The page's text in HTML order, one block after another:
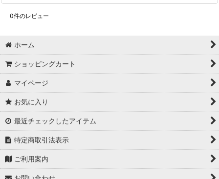
0件のレビュー
ホーム
ショッピングカート
マイページ
お気に入り
最近チェックしたアイテム
特定商取引法表示
ご利用案内